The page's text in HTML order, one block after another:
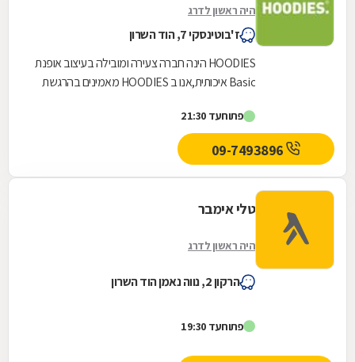
היה ראשון לדרג
ז'בוטינסקי 7, הוד השרון
HOODIES הינה חברה צעירה ומובילה בעיצוב אופנת
Basic איכותית,אנו ב HOODIES מאמינים בהרגשת
אופנתיים...
פתוחעד 21:30
09-7493896
טלי אימבר
היה ראשון לדרג
הרקון 2, נווה נאמן הוד השרון
פתוחעד 19:30